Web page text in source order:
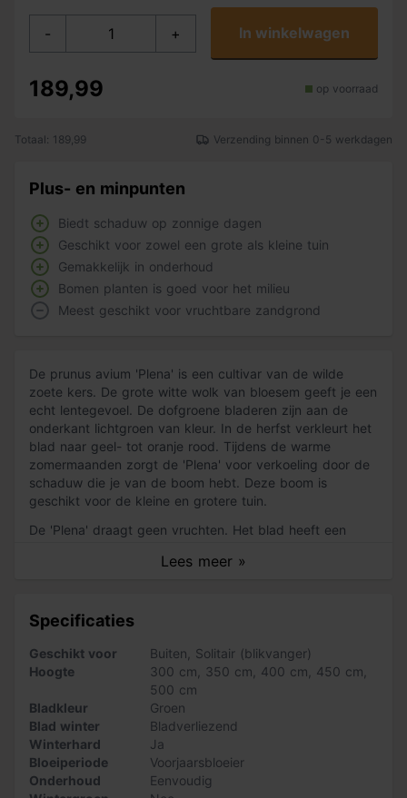
- + In winkelwagen
189,99 op voorraad
Totaal: 189,99 Verzending binnen 0-5 werkdagen
Plus- en minpunten
Biedt schaduw op zonnige dagen
Geschikt voor zowel een grote als kleine tuin
Gemakkelijk in onderhoud
Bomen planten is goed voor het milieu
Meest geschikt voor vruchtbare zandgrond
De prunus avium 'Plena' is een cultivar van de wilde
zoete kers. De grote witte wolk van bloesem geeft je een
echt lentegevoel. De dofgroene bladeren zijn aan de
onderkant lichtgroen van kleur. In de herfst verkleurt het
blad naar geel- tot oranje rood. Tijdens de warme
zomermaanden zorgt de 'Plena' voor verkoeling door de
schaduw die je van de boom hebt. Deze boom is
geschikt voor de kleine en grotere tuin.
Lees meer »
De 'Plena' draagt geen vruchten. Het blad heeft een
Wist je dat de 'Plena' ook wordt gebruikt als laan-,
schilfert de schors in horizontale strepen. De 'Plena' is
graden Celsius.
Zo verzorg je de 'Plena'
Het onderhouden van de 'Plena' is niet lastig. Je kunt de
boom snoeien om deze in vorm te houden. Afhankelijk
van hoe je de 'Plena' snoeit kan deze boom een hoogte
krijgen van wel 12 meter. Plant de boom op een zonnige,
licht schaduwrijke plek in je tuin. Voor een optimale groei
Specificaties
Geschikt voor Buiten
Solitair (blikvanger)
Hoogte
300 cm 350 cm 400 cm 450 cm
500 cm
Bladkleur
Groen
Blad winter
Bladverliezend
Winterhard
Ja
Bloeiperiode
Voorjaarsbloeier
Onderhoud
Eenvoudig